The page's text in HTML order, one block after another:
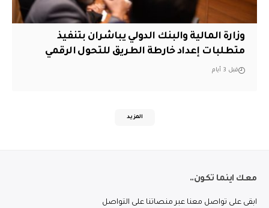
وزارة المالية والبنك الدولي يباشران بتنفيذ
متطلبات إعداد خارطة الطريق للتحول الرقمي
قبل 3 أيام
المزيد
معك اينما تكون..
ابقى على تواصل معنا عبر منصاتنا على التواصل